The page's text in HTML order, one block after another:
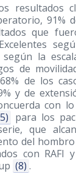
resultados
91%
que
según la
de
de los
y de
con
para los
que
del
con RAFI
(8) .